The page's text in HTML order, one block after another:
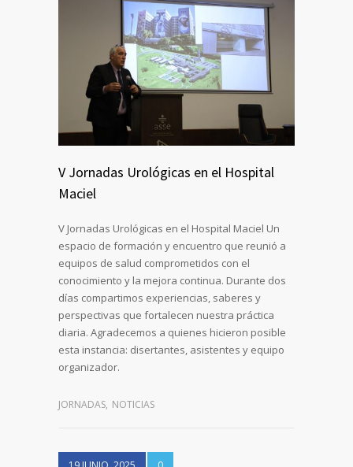
V Jornadas Urológicas en el Hospital
Maciel
V Jornadas Urológicas en el Hospital Maciel Un
espacio de formación y encuentro que reunió a
equipos de salud comprometidos con el
conocimiento y la mejora continua. Durante dos
días compartimos experiencias, saberes y
perspectivas que fortalecen nuestra práctica
diaria. Agradecemos a quienes hicieron posible
esta instancia: disertantes, asistentes y equipo
organizador.
JORNADAS, NOTICIAS